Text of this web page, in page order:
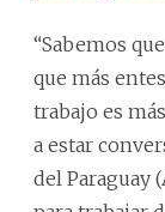
“Sabemos
que más
trabajo es
a estar
del Paraguay